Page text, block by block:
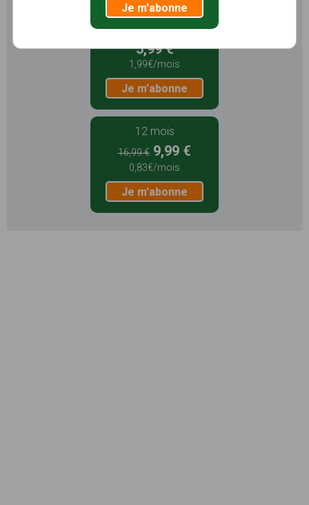
3 mois
5,99 €
1,99€/mois
Je m'abonne
12 mois
16,99 € 9,99 €
0,83€/mois
Je m'abonne
Je m'abonne